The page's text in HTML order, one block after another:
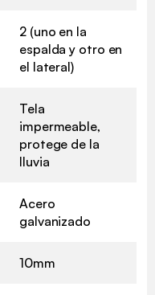
2 (uno en la
espalda y otro en
el lateral)
Tela
impermeable,
protege de la
lluvia
Acero
galvanizado
10mm